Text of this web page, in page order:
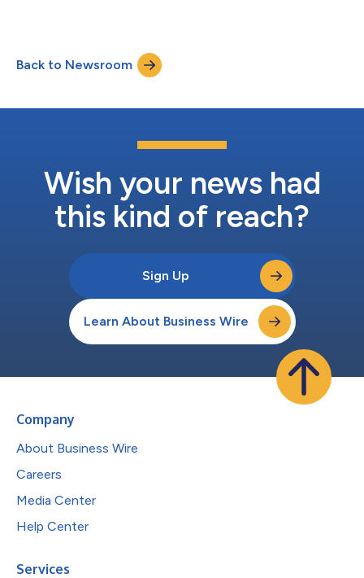
2026年定時株主総会（以下「本株主総会」といいます。）の結
果について、以下の通り声明を発表いたしました。 オアシス
は、夏野剛CEOが同社の取締役として再任されたことは誠に遺憾
KADOKAWAの取締役会に対する説明責任を追及していくにあた
おいて、夏野CEOの取締役再任議案に対する賛成率は59.68%に
留まり、前年の90.26%から大幅に低下しました。これは、本株
しての留任を支持しなかったことを意味しています。日本を代表
する上場企業の現職C...
Back to Newsroom
Wish your news had
this kind of reach?
Sign Up
Learn About Business Wire
Company
About Business Wire
Careers
Media Center
Help Center
Services